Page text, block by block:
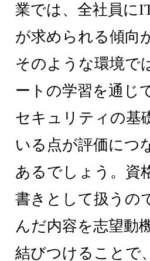
業では、全社員に
が求められる傾向
そのような環境で
ートの学習を通じ
セキュリティの基
いる点が評価につ
あるでしょう。資
書きとして扱うの
んだ内容を志望動
結びつけることで